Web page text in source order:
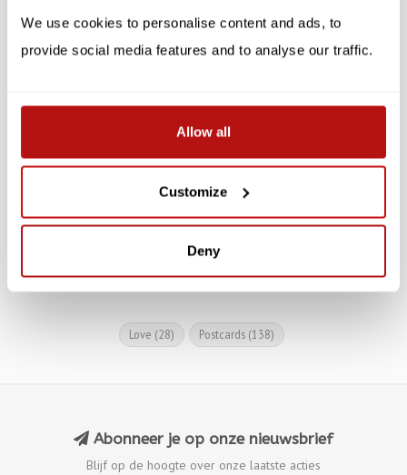
We use cookies to personalise content and ads, to
provide social media features and to analyse our traffic.
Allow all
Customize
Deny
Kaart met Enveloppe
€3,45 €3,10
Dubbele Kaart met
Enveloppe
€3,45 €3,10
Love (28) Postcards (138)
Abonneer je op onze nieuwsbrief
Blijf op de hoogte over onze laatste acties